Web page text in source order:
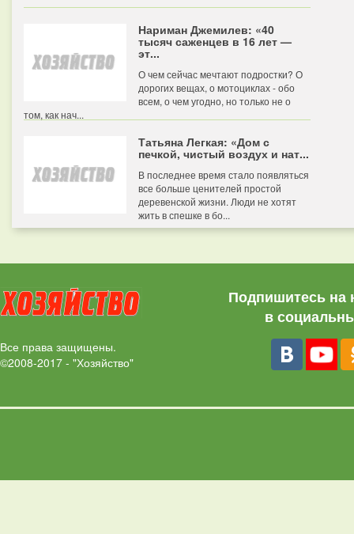
Нариман Джемилев: «40
тысяч саженцев в 16 лет —
эт...
О чем сейчас мечтают подростки? О
дорогих вещах, о мотоциклах - обо
всем, о чем угодно, но только не о
том, как нач...
Татьяна Легкая: «Дом с
печкой, чистый воздух и нат...
В последнее время стало появляться
все больше ценителей простой
деревенской жизни. Люди не хотят
жить в спешке в бо...
Все права защищены.
©2008-2017 - "Хозяйство"
Подпишитесь на
в